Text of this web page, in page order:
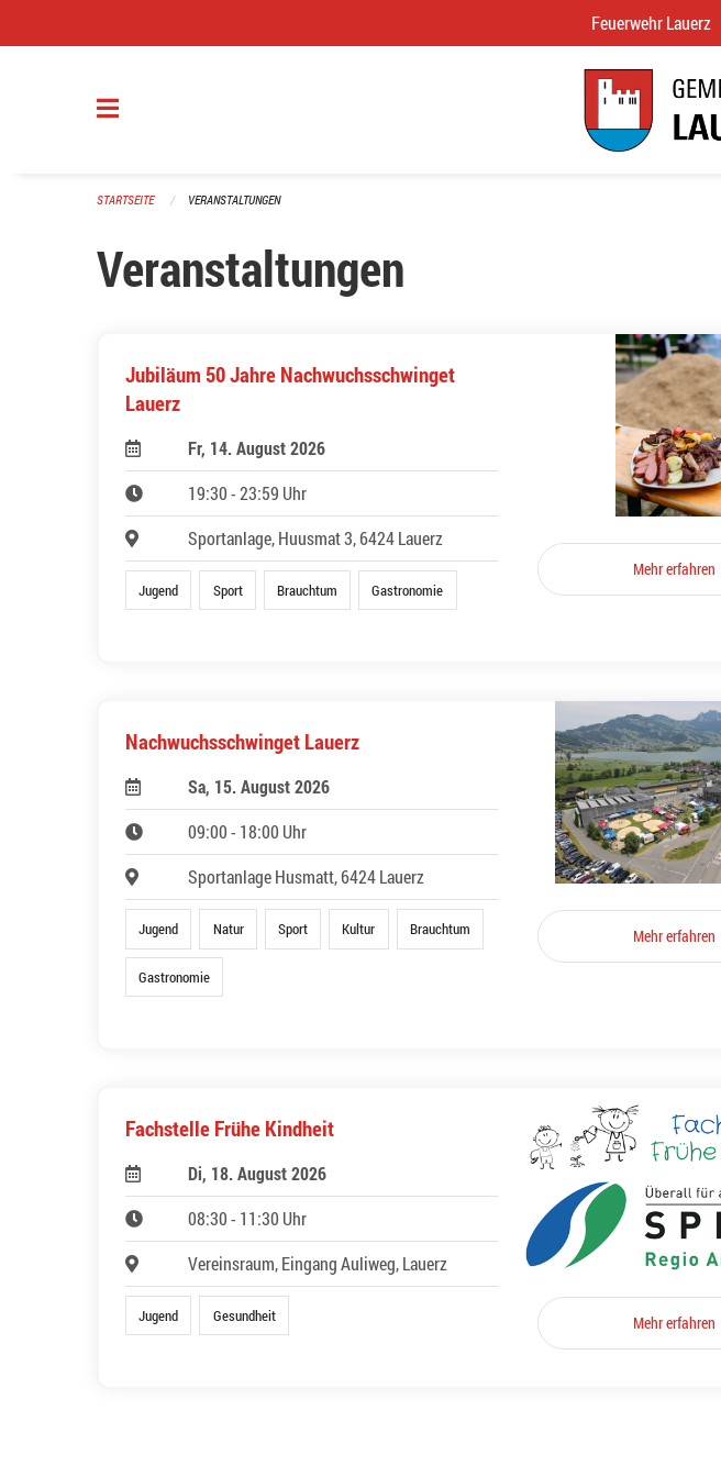
Feuerwehr Lauerz
STARTSEITE VERANSTALTUNGEN
Veranstaltungen
Jubiläum 50 Jahre Nachwuchsschwinget
Lauerz
Fr, 14. August 2026
19:30 - 23:59 Uhr
Sportanlage, Huusmat 3, 6424 Lauerz
Jugend Sport Brauchtum Gastronomie
Mehr erfahren
Nachwuchsschwinget Lauerz
Sa, 15. August 2026
09:00 - 18:00 Uhr
Sportanlage Husmatt, 6424 Lauerz
Jugend Natur Sport Kultur Brauchtum
Gastronomie
Mehr erfahren
Fachstelle Frühe Kindheit
Di, 18. August 2026
08:30 - 11:30 Uhr
Vereinsraum, Eingang Auliweg, Lauerz
Jugend Gesundheit Mehr erfahren